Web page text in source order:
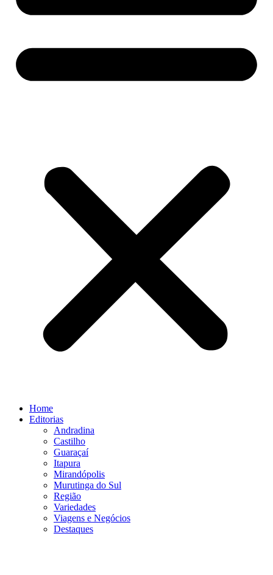
Home
Editorias
Andradina
Castilho
Guaraçaí
Itapura
Mirandópolis
Murutinga do Sul
Região
Variedades
Viagens e Negócios
Destaques